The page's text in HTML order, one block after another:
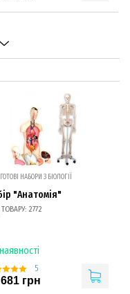
ГОТОВІ НАБОРИ З БІОЛОГІЇ
"Анатомія"
2772
5
грн